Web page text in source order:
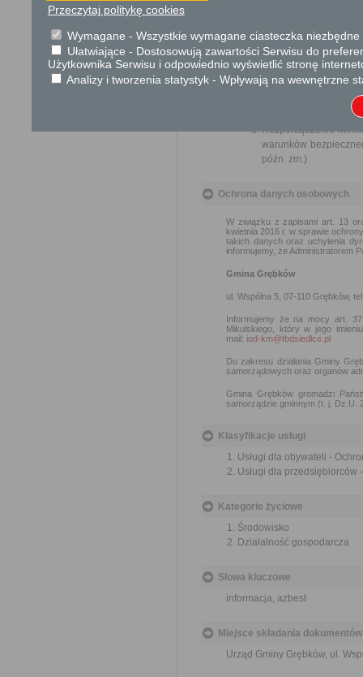
Podstawa prawna
Ustawa z dnia 27
Rozporządzenie
wyrobów
wykorzystywane
Rozporządzenie
warunków
późn. zm.)
Ochrona danych osobowych
W związku z zapisami art. 13
kwietnia 2016 r. w sprawie
takich danych oraz uchylenia
informujemy, że Administratorem
Gmina Grębków
ul. Wspólna 5, 07-110 Grębków,
Informujemy że na mocy art.
Mikulskiego, który w jego
mail: iod-km@tbdsiedlce.pl
Do zakresu działania Gminy
samorządowych oraz organów
Gmina Grębków gromadzi
samorządzie gminnym (t. j. Dz.U.
Klasyfikacje usługi
Usługi dla obywateli -
Usługi dla
Kategorie życiowe
Środowisko
Działalność gospodarcza
Słowa kluczowe
informacja, azbest
Miejsce składania dokumentów
Urząd Gminy Grębków, ul.
Przeczytaj politykę cookies
Wymagane - Wszystkie wymagane ciasteczka
Ułatwiające - Dostosowują zawartości Serwisu do
Użytkownika Serwisu i odpowiednio wyświetlić stronę
Analizy i tworzenia statystyk - Wpływają na wewnętrzne